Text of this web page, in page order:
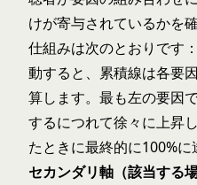
けが寄与されているかを
仕組みは次のとおりです
動すると、累積線は各要
算します。最も左の要因
するにつれて徐々に上昇
たときに最終的に100%に
セカンダリ軸（該当する場